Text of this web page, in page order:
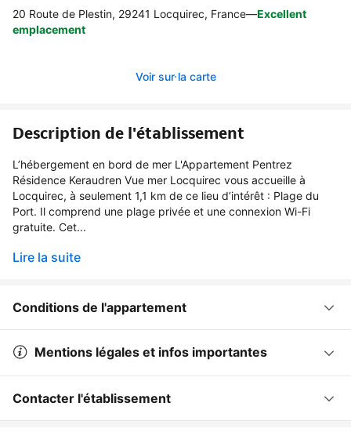
20 Route de Plestin, 29241 Locquirec, France—Excellent
emplacement
Voir sur la carte
Description de l'établissement
L’hébergement en bord de mer L'Appartement Pentrez
Résidence Keraudren Vue mer Locquirec vous accueille à
Locquirec, à seulement 1,1 km de ce lieu d’intérêt : Plage du
Port. Il comprend une plage privée et une connexion Wi-Fi
gratuite. Cet...
Lire la suite
Conditions de l'appartement
Mentions légales et infos importantes
Contacter l'établissement